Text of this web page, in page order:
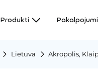
Produkti Pakalpojumi
Lietuva Akropolis,